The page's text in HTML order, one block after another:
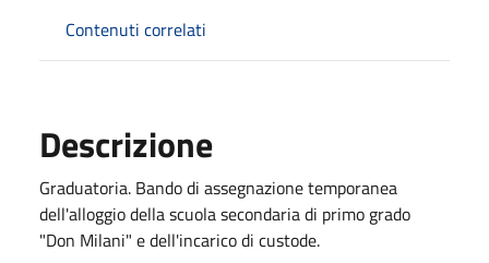
Contenuti correlati
Descrizione
Graduatoria. Bando di assegnazione temporanea
dell'alloggio della scuola secondaria di primo grado
"Don Milani" e dell'incarico di custode.